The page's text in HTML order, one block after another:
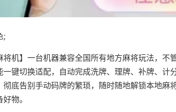
;
将机】一台机器兼容全国所有地方麻将玩法，不
一键切换适配，自动完成洗牌、理牌、补牌、计
底告别手动码牌的繁琐，随时随地解锁本地麻
物。